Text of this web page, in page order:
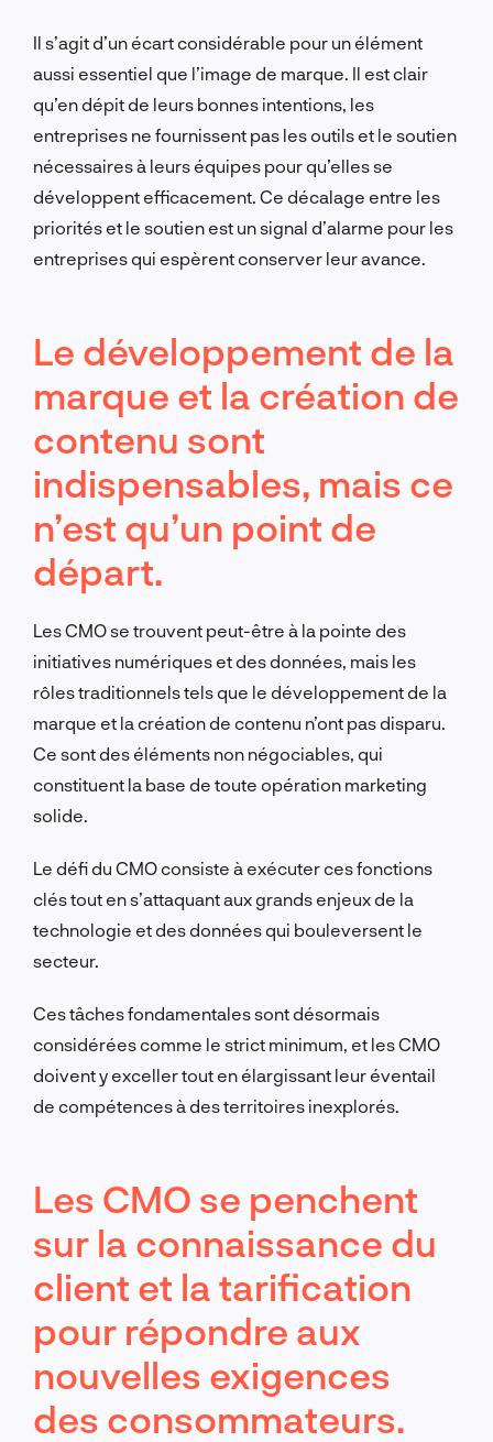
Il s’agit d’un écart considérable pour un élément
aussi essentiel que l’image de marque. Il est clair
qu’en dépit de leurs bonnes intentions, les
entreprises ne fournissent pas les outils et le soutien
nécessaires à leurs équipes pour qu’elles se
développent efficacement. Ce décalage entre les
priorités et le soutien est un signal d’alarme pour les
entreprises qui espèrent conserver leur avance.
Le développement de la
marque et la création de
contenu sont
indispensables, mais ce
n’est qu’un point de
départ.
Les CMO se trouvent peut-être à la pointe des
initiatives numériques et des données, mais les
rôles traditionnels tels que le développement de la
marque et la création de contenu n’ont pas disparu.
Ce sont des éléments non négociables, qui
constituent la base de toute opération marketing
solide.
Le défi du CMO consiste à exécuter ces fonctions
clés tout en s’attaquant aux grands enjeux de la
technologie et des données qui bouleversent le
secteur.
Ces tâches fondamentales sont désormais
considérées comme le strict minimum, et les CMO
doivent y exceller tout en élargissant leur éventail
de compétences à des territoires inexplorés.
Les CMO se penchent
sur la connaissance du
client et la tarification
pour répondre aux
nouvelles exigences
des consommateurs.